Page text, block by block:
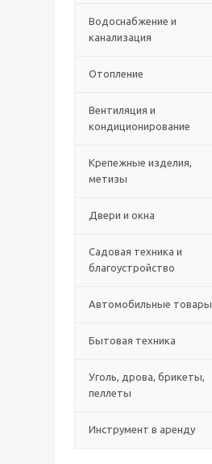
Водоснабжение и
канализация
Отопление
Вентиляция и
кондиционирование
Крепежные изделия,
метизы
Двери и окна
Садовая техника и
благоустройство
Автомобильные товары
Бытовая техника
Уголь, дрова, брикеты,
пеллеты
Инструмент в аренду